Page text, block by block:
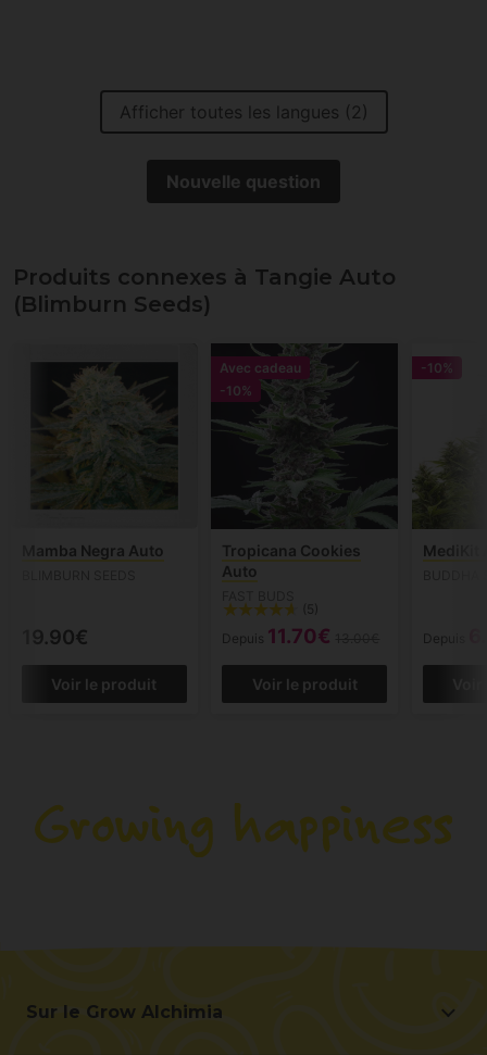
Afficher toutes les langues (2)
Nouvelle question
Produits connexes à Tangie Auto
(Blimburn Seeds)
Mamba Negra Auto
19.90€
Voir le produit
Avec cadeau
-10%
Tropicana Cookies
Auto
(5)
Depuis 11.70€
Voir le produit
-10%
MediKit
Depuis
Sur le Grow Alchimia